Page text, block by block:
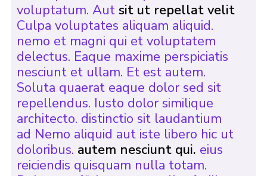
voluptatum. Aut sit ut repellat velit
Culpa voluptates aliquam aliquid.
nemo et magni qui et voluptatem
delectus. Eaque maxime perspiciatis
nesciunt et ullam. Et est autem.
Soluta quaerat eaque dolor sed sit
repellendus. Iusto dolor similique
architecto. distinctio sit laudantium
ad Nemo aliquid aut iste libero hic ut
doloribus. autem nesciunt qui. eius
reiciendis quisquam nulla totam.